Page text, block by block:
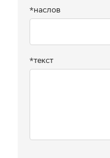
*наслов
*текст